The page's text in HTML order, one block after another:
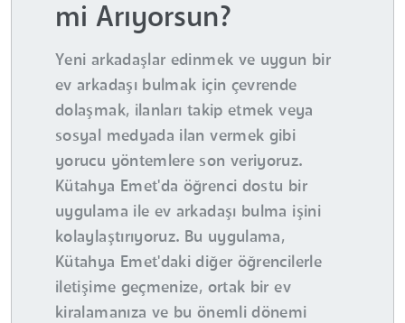
mi Arıyorsun?
Yeni arkadaşlar edinmek ve uygun bir
ev arkadaşı bulmak için çevrende
dolaşmak, ilanları takip etmek veya
sosyal medyada ilan vermek gibi
yorucu yöntemlere son veriyoruz.
Kütahya Emet'da öğrenci dostu bir
uygulama ile ev arkadaşı bulma işini
kolaylaştırıyoruz. Bu uygulama,
Kütahya Emet'daki diğer öğrencilerle
iletişime geçmenize, ortak bir ev
kiralamanıza ve bu önemli dönemi